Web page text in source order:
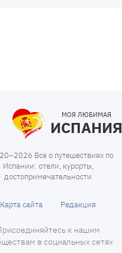
МОЯ ЛЮБИМАЯ
ИСПАНИЯ
Все о путешествиях по
Испании: отели, курорты,
достопримечательности
Карта сайта Редакция
к нашим
в социальных сетях